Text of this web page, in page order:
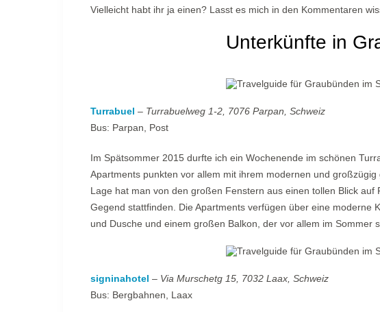
Vielleicht habt ihr ja einen? Lasst es mich in den Kommentaren
Unterkünfte in
Turrabuel – Turrabuelweg 1-2, 7076 Parpan, Schweiz
Bus: Parpan, Post
Im Spätsommer 2015 durfte ich ein Wochenende im schönen
Apartments punkten vor allem mit ihrem modernen und
Lage hat man von den großen Fenstern aus einen tollen Blick
Gegend stattfinden. Die Apartments verfügen über eine moderne
und Dusche und einem großen Balkon, der vor allem im Sommer
signinahotel – Via Murschetg 15, 7032 Laax, Schweiz
Bus: Bergbahnen, Laax